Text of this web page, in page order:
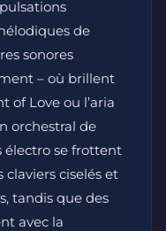
de
sonores
– où brillent
of Love ou l’aria
orchestral de
électro se frottent
claviers ciselés et
tandis que des
avec la